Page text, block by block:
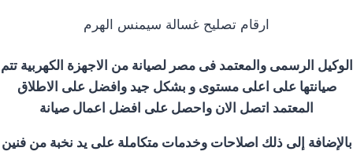
ارقام تصليح غسالة سيمنس الهرم
الوكيل الرسمى والمعتمد فى مصر لصيانة من الاجهزة الكهربية تتم
صيانتها على اعلى مستوى و بشكل جيد وافضل على الاطلاق
المعتمد اتصل الان واحصل على افضل اعمال صيانة
بالإضافة إلى ذلك اصلاحات وخدمات متكاملة على يد نخبة من فنين